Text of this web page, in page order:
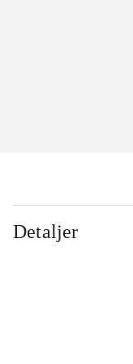
Detaljer